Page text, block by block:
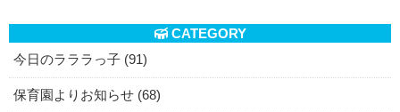
CATEGORY
今日のラララっ子 (91)
保育園よりお知らせ (68)